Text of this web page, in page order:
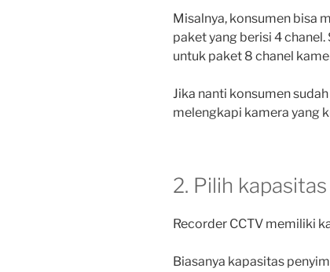
Misalnya, konsumen bisa
paket yang berisi 4
untuk paket 8 chanel
Jika nanti konsumen
melengkapi kamera yang
2. Pilih
Recorder CCTV memiliki
Biasanya kapasitas